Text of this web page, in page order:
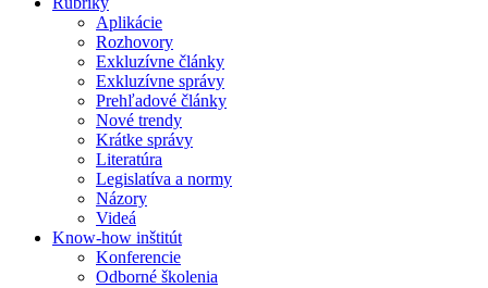
Aplikácie
Rozhovory
Exkluzívne články
Exkluzívne správy
Prehľadové články
Nové trendy
Krátke správy
Literatúra
Legislatíva a normy
Názory
Videá
Know-how inštitút
Konferencie
Odborné školenia